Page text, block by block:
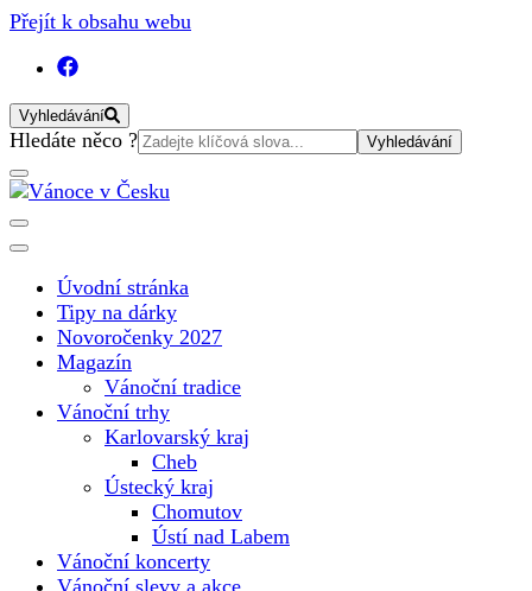
Přejít k obsahu webu
Vyhledávání
Vyhledat:
Hledáte něco ?
Vánoce v Česku
nejkrásnějším svátku v roce v České republice
Úvodní stránka
Tipy na dárky
Novoročenky 2027
Magazín
Vánoční tradice
Vánoční trhy
Karlovarský kraj
Cheb
Ústecký kraj
Chomutov
Ústí nad Labem
Vánoční koncerty
Vánoční slevy a akce